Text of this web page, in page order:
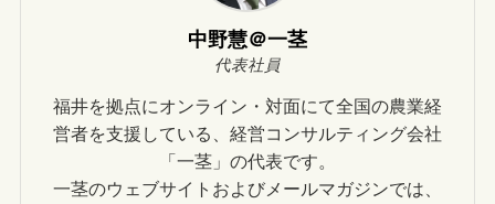
中野慧＠一茎
代表社員
福井を拠点にオンライン・対面にて全国の農業経
営者を支援している、経営コンサルティング会社
「一茎」の代表です。
一茎のウェブサイトおよびメールマガジンでは、